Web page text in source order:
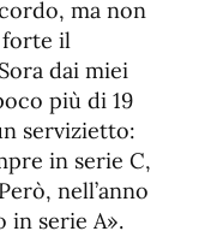
ma non
forte il
dai miei
più di 19
servizietto:
in serie C,
nell’anno
in serie A».